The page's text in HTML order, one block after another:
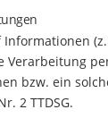
bzw. ein
2 TTDSG.